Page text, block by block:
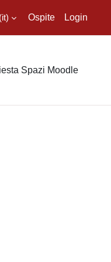
Ospite Login
Spazi Moodle